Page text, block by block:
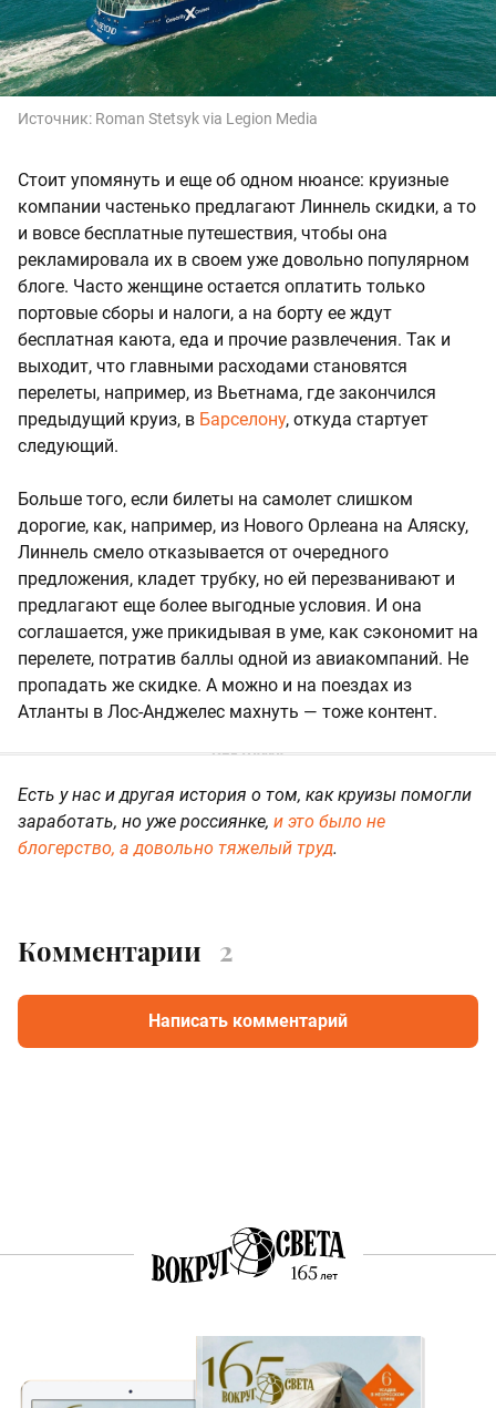
Источник: Roman Stetsyk via Legion Media
Стоит упомянуть и еще об одном нюансе: круизные
компании частенько предлагают Линнель скидки, а то
и вовсе бесплатные путешествия, чтобы она
рекламировала их в своем уже довольно популярном
блоге. Часто женщине остается оплатить только
портовые сборы и налоги, а на борту ее ждут
бесплатная каюта, еда и прочие развлечения. Так и
выходит, что главными расходами становятся
перелеты, например, из Вьетнама, где закончился
предыдущий круиз, в Барселону, откуда стартует
следующий.
Больше того, если билеты на самолет слишком
дорогие, как, например, из Нового Орлеана на Аляску,
Линнель смело отказывается от очередного
предложения, кладет трубку, но ей перезванивают и
предлагают еще более выгодные условия. И она
соглашается, уже прикидывая в уме, как сэкономит на
перелете, потратив баллы одной из авиакомпаний. Не
пропадать же скидке. А можно и на поездах из
Атланты в Лос-Анджелес махнуть — тоже контент.
Есть у нас и другая история о том, как круизы помогли
заработать, но уже россиянке, и это было не
блогерство, а довольно тяжелый труд.
Комментарии 2
Написать комментарий